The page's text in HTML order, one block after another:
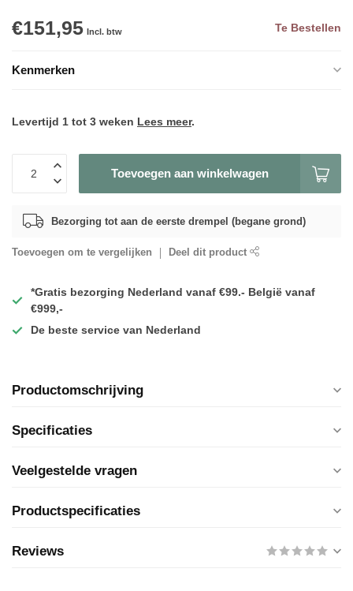
€151,95 Incl. btw Te Bestellen
Kenmerken
Levertijd 1 tot 3 weken Lees meer.
Toevoegen aan winkelwagen
Bezorging tot aan de eerste drempel (begane grond)
Toevoegen om te vergelijken Deel dit product
*Gratis bezorging Nederland vanaf €99.- België vanaf
€999,-
De beste service van Nederland
Productomschrijving
Specificaties
Veelgestelde vragen
Productspecificaties
Reviews